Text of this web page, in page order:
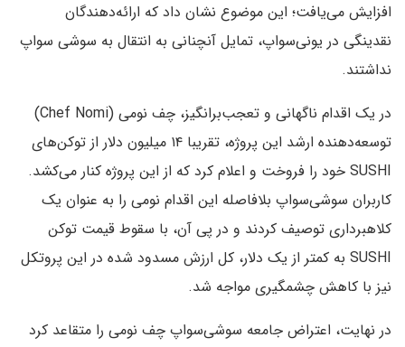
افزایش می‌یافت؛ این موضوع نشان داد که ارائه‌دهندگان
نقدینگی در یونی‌سواپ، تمایل آنچنانی به انتقال به سوشی سواپ
نداشتند.
در یک اقدام ناگهانی و تعجب‌برانگیز، چف نومی (Chef Nomi)
توسعه‌دهنده ارشد این پروژه، تقریبا ۱۴ میلیون دلار از توکن‌های
SUSHI خود را فروخت و اعلام کرد که از این پروژه کنار می‌کشد.
کاربران سوشی‌سواپ بلافاصله این اقدام نومی را به عنوان یک
کلاهبرداری توصیف کردند و در پی آن، با سقوط قیمت توکن
SUSHI به کمتر از یک دلار، کل ارزش مسدود شده در این پروتکل
نیز با کاهش چشمگیری مواجه شد.
در نهایت، اعتراض جامعه سوشی‌‌سواپ چف نومی را متقاعد کرد